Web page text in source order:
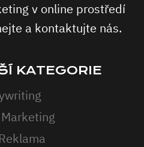
v online prostředí
a kontaktujte nás.
KATEGORIE